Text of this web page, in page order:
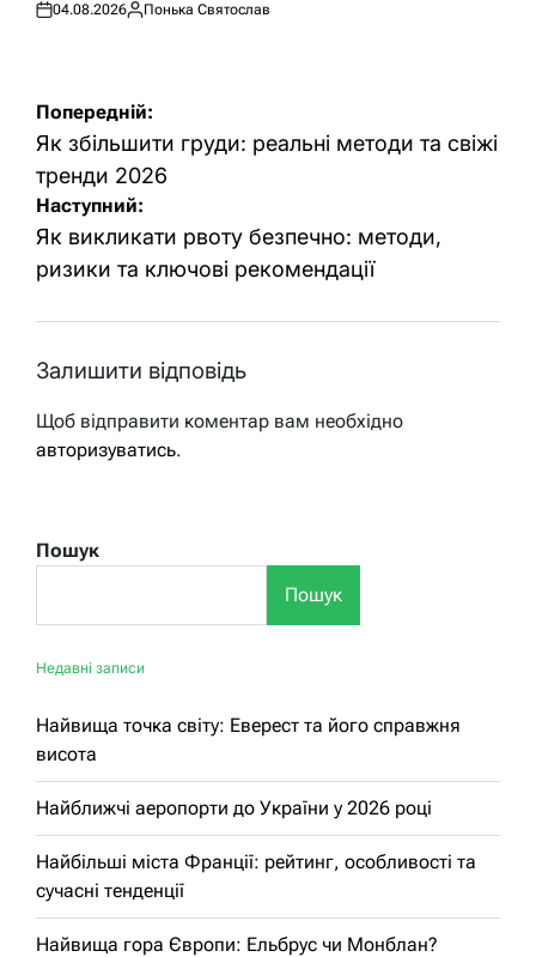
Оприлюднено
04.08.2026
Опубліковано
Понька Святослав
Навігація
записів
Попередній:
Як збільшити груди: реальні методи та свіжі
тренди 2026
Наступний:
Як викликати рвоту безпечно: методи,
ризики та ключові рекомендації
Залишити відповідь
Щоб відправити коментар вам необхідно
авторизуватись.
Пошук
Пошук
Недавні записи
Найвища точка світу: Еверест та його справжня
висота
Найближчі аеропорти до України у 2026 році
Найбільші міста Франції: рейтинг, особливості та
сучасні тенденції
Найвища гора Європи: Ельбрус чи Монблан?